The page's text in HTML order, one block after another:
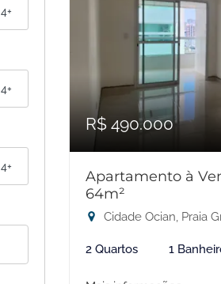
4+
4+
4+
R$ 490.000
Apartamento à
64m²
Cidade Ocian, Praia
2 Quartos 1